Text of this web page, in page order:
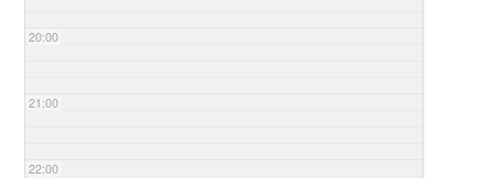
20:00
21:00
22:00